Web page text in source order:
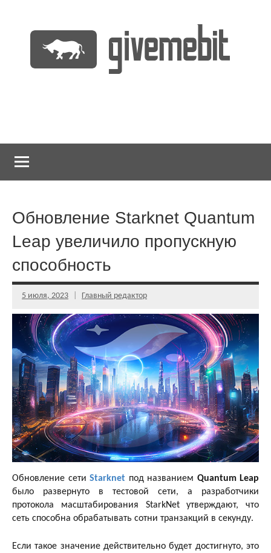
содержимому
Обновление Starknet Quantum
Leap увеличило пропускную
способность
5 июля, 2023 Главный редактор
Обновление сети Starknet под названием Quantum Leap
было развернуто в тестовой сети, а разработчики
протокола масштабирования StarkNet утверждают, что
сеть способна обрабатывать сотни транзакций в секунду.
Если такое значение действительно будет достигнуто, это